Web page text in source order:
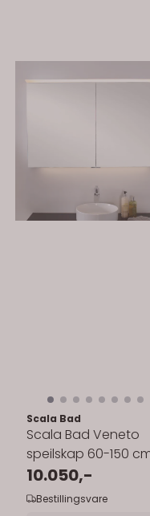
Scala Bad
Scala Bad Veneto
speilskap 60-150
10.050,-
Bestillingsvare